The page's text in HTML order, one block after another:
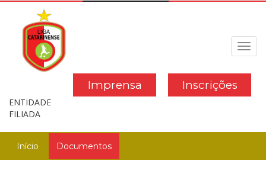
Inscrições
Imprensa
ENTIDADE
FILIADA
Início Documentos